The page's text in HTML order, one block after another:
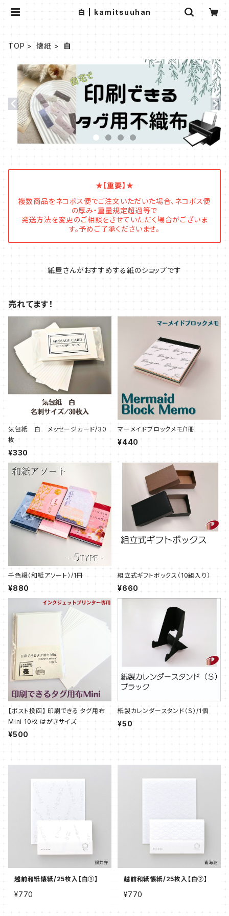
白 | kamitsuuhan
TOP 懐紙 白
★【重要】★
複数商品をネコポス便でご注文いただいた場合、ネコポス便
の厚み・重量規定超過等で
発送方法を変更のご相談をさせていただく場合がございま
す。予めご了承くださいませ。
紙屋さんがおすすめする紙のショップです
売れてます！
気包紙 白 メッセージカード/30
枚
¥330
マーメイドブロックメモ/1冊
¥440
千色綴（和紙アソート）/1冊
¥880
組立式ギフトボックス（10組入り）
¥660
【ポスト投函】 印刷できる タグ用布
Mini 10枚 はがきサイズ
¥500
紙製カレンダースタンド（Ｓ）/1個
¥50
越前和紙懐紙/25枚入【白①】
¥770
越前和紙懐紙/25枚入【白②】
¥770